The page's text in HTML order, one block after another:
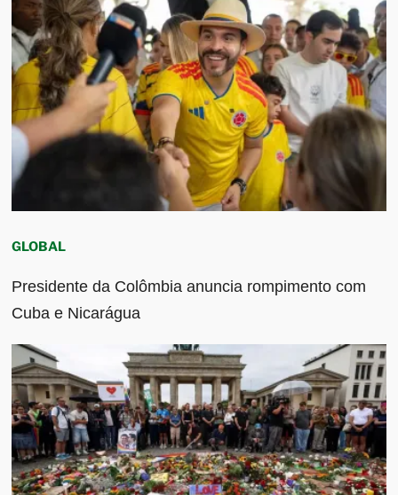
GLOBAL
Presidente da Colômbia anuncia rompimento com
Cuba e Nicarágua